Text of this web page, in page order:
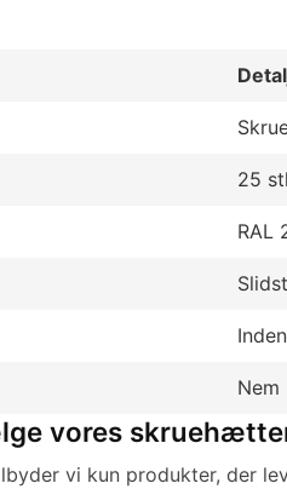
25
RAL
vores
vi kun produkter, der